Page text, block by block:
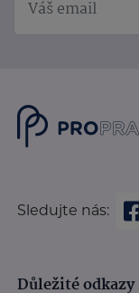
Sledujte nás:
Důležité odkazy